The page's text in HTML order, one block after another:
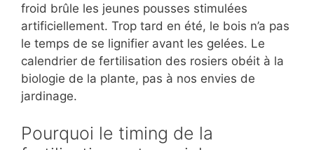
froid brûle les jeunes pousses stimulées
artificiellement. Trop tard en été, le bois n’a pas
le temps de se lignifier avant les gelées. Le
calendrier de fertilisation des rosiers obéit à la
biologie de la plante, pas à nos envies de
jardinage.
Pourquoi le timing de la